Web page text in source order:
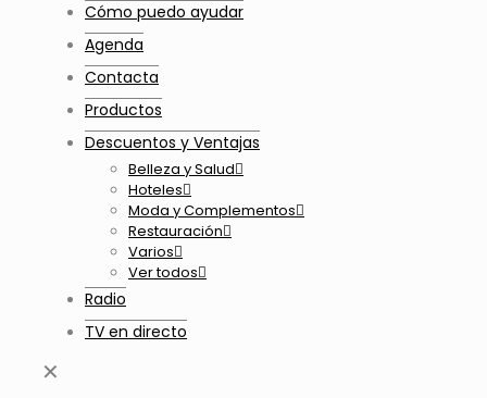
Cómo puedo ayudar
Agenda
Contacta
Productos
Descuentos y Ventajas
Belleza y Salud
Hoteles
Moda y Complementos
Restauración
Varios
Ver todos
Radio
TV en directo
✕